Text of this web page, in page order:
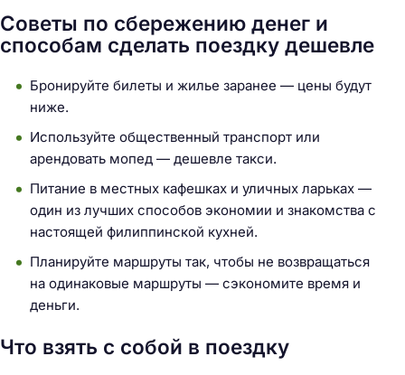
Советы по сбережению денег и
способам сделать поездку дешевле
Бронируйте билеты и жилье заранее — цены будут
ниже.
Используйте общественный транспорт или
арендовать мопед — дешевле такси.
Питание в местных кафешках и уличных ларьках —
один из лучших способов экономии и знакомства с
настоящей филиппинской кухней.
Планируйте маршруты так, чтобы не возвращаться
на одинаковые маршруты — сэкономите время и
деньги.
Что взять с собой в поездку
Н
й